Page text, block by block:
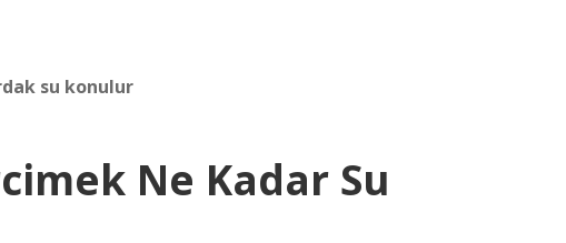
su konulur
Ne Kadar Su